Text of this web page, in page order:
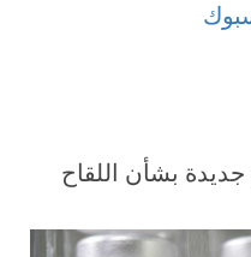
بشأن اللقاح